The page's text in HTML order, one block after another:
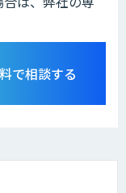
で相談する